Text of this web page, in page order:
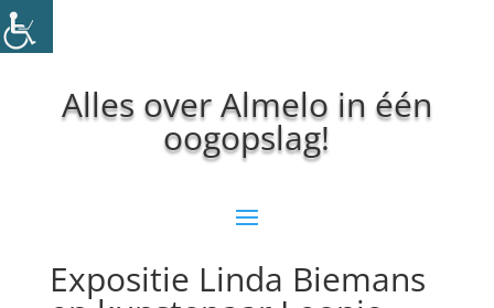
Alles over Almelo in één
oogopslag!
Expositie Linda Biemans